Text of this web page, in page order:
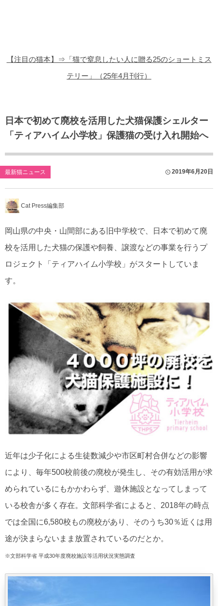
【注目の猫本】⇒「猫で窒息したい人に贈る25のショートミス
テリー」（25年4月刊行）
日本で初めて廃校を活用した犬猫保護シェルター
「ティアハイム小学校」保護猫の受け入れ開始へ
最新猫ニュース 2019年6月20日
Cat Press編集部
岡山県の中央・山間部にある旧中学校で、日本で初めて廃
校を活用した犬猫の保護や飼養、譲渡などの事業を行うプ
ロジェクト「ティアハイム小学校」がスタートしていま
す。
近年は少子化による生徒数減少や市区町村合併などの影響
により、毎年500校前後の廃校が発生し、その有効活用が求
められているにもかかわらず、遊休施設となってしまって
いる校舎が多く存在。文部科学省によると、2018年の時点
では全国に6,580校もの廃校があり、そのうち30％近くは用
途が決まらないまま放置されているのだとか。
※文部科学省 平成30年度廃校施設等活用状況実態調査
猫のゲーム・アプリ
猫のフリー写真素材